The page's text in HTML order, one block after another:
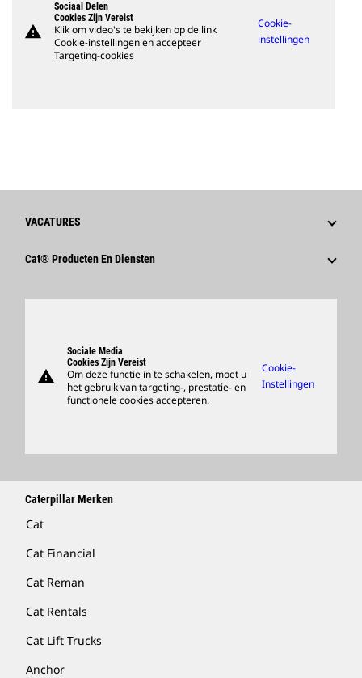
warning
Sociaal Delen
Cookies Zijn Vereist
Klik om video's te bekijken op de link
Cookie-instellingen en accepteer
Targeting-cookies
Cookie-
instellingen
VACATURES
Waarom Caterpillar?
Cat® Producten En Diensten
Ondersteuning
Merchandise Kopen
Dealer Zoeken
warning
Sociale Media
Cookies Zijn Vereist
Om deze functie in te schakelen, moet u
het gebruik van targeting-, prestatie- en
functionele cookies accepteren.
Cookie-
Instellingen
Caterpillar Merken
Cat
Cat Financial
Cat Reman
Cat Rentals
Cat Lift Trucks
Anchor